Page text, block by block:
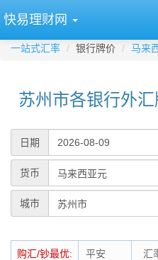
快易理财网
一站式汇率 银行牌价 马来
苏州市各银行外
日期
货币
城市
购汇/钞最优: 平安 汇